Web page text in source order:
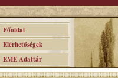
Főoldal
Elérhetőségek
EME Adattár